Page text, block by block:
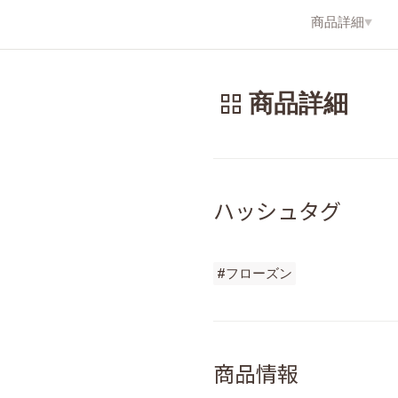
商品詳細
商品詳細
ハッシュタグ
#フローズン
商品情報